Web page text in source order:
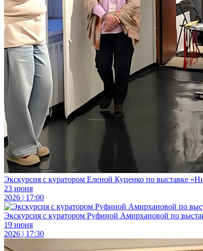
Экскурсия с куратором Еленой Куценко по выставке
23 июня
2026 | 17:00
Экскурсия с куратором Руфиной Амирхановой по
19 июня
2026 | 17:30